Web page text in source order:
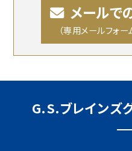
メールで
（専用メールフォ
G.S.ブレインズ